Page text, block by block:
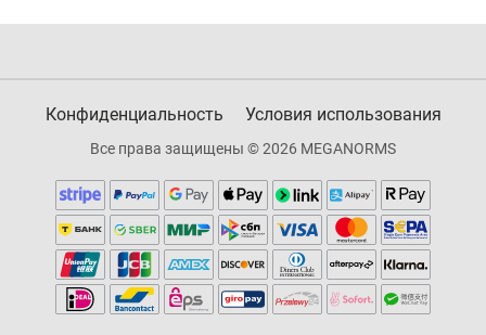
Конфиденциальность Условия использования
Все права защищены © 2026 MEGANORMS